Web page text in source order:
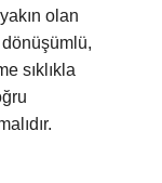
olan
sıklıkla